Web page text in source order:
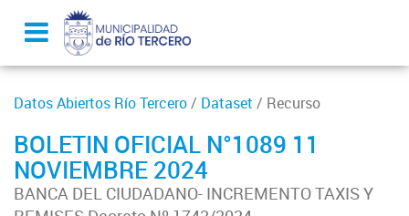
Datos Abiertos Río Tercero/ Dataset / Recurso
BOLETIN OFICIAL N°1089 11
NOVIEMBRE 2024
BANCA DEL CIUDADANO- INCREMENTO TAXIS Y